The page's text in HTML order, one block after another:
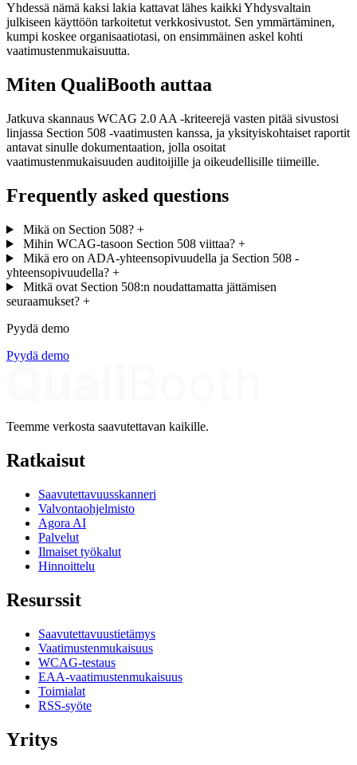
Yhdessä nämä kaksi lakia kattavat lähes kaikki Yhdysvaltain
julkiseen käyttöön tarkoitetut verkkosivustot. Sen ymmärtäminen,
kumpi koskee organisaatiotasi, on ensimmäinen askel kohti
vaatimustenmukaisuutta.
Miten QualiBooth auttaa
Jatkuva skannaus WCAG 2.0 AA -kriteerejä vasten pitää sivustosi
linjassa Section 508 -vaatimusten kanssa, ja yksityiskohtaiset raportit
antavat sinulle dokumentaation, jolla osoitat
vaatimustenmukaisuuden auditoijille ja oikeudellisille tiimeille.
Frequently asked questions
Mikä on Section 508? +
Mihin WCAG-tasoon Section 508 viittaa? +
Mikä ero on ADA-yhteensopivuudella ja Section 508 -
yhteensopivuudella? +
Mitkä ovat Section 508:n noudattamatta jättämisen
seuraamukset? +
Pyydä demo
Pyydä demo
Teemme verkosta saavutettavan kaikille.
Ratkaisut
Saavutettavuusskanneri
Valvontaohjelmisto
Agora AI
Palvelut
Ilmaiset työkalut
Hinnoittelu
Resurssit
Saavutettavuustietämys
Vaatimustenmukaisuus
WCAG-testaus
EAA-vaatimustenmukaisuus
Toimialat
RSS-syöte
Yritys